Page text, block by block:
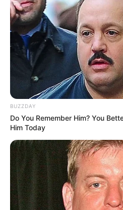
BUZZDAY
Do You Remember Him? You
Him Today